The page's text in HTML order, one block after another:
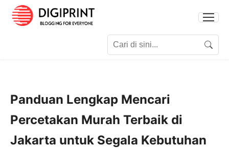
Search
Panduan Lengkap Mencari
Percetakan Murah Terbaik di
Jakarta untuk Segala Kebutuhan